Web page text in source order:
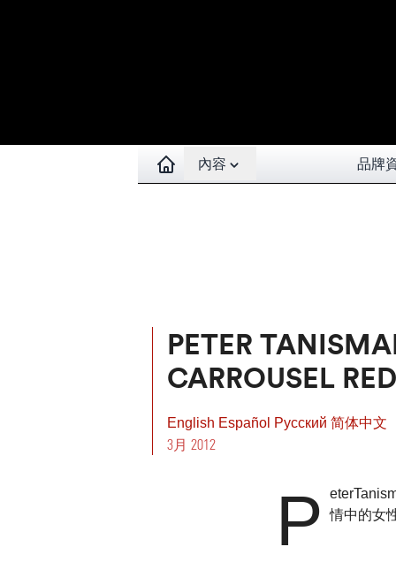
Open contents menu
內容 品牌
PETER
CARROUSEL
English Español Pусский 简体中文
3月 2012
P
情中的女